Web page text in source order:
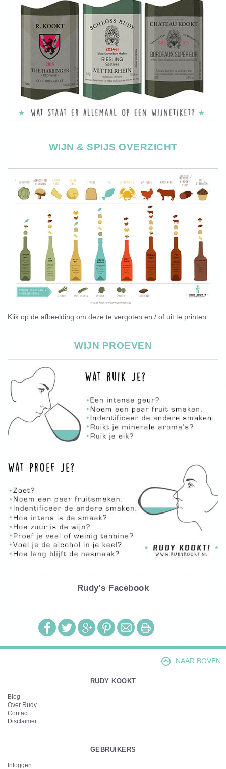
WIJN & SPIJS OVERZICHT
Klik op de afbeelding om deze te vergoten en / of uit te printen.
WIJN PROEVEN
Rudy's Facebook
NAAR BOVEN
RUDY KOOKT
Blog
Over Rudy
Contact
Disclaimer
GEBRUIKERS
Inloggen